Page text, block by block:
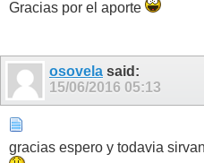
Gracias por el aporte
osovela said:
15/06/2016 05:13
gracias espero y todavia